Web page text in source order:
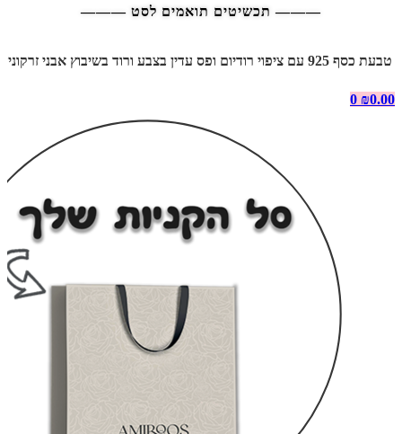
——— תכשיטים תואמים לסט ———
טבעת כסף 925 עם ציפוי רודיום ופס עדין בצבע ורוד בשיבוץ אבני זרקוניה לבנות
₪0.00
0